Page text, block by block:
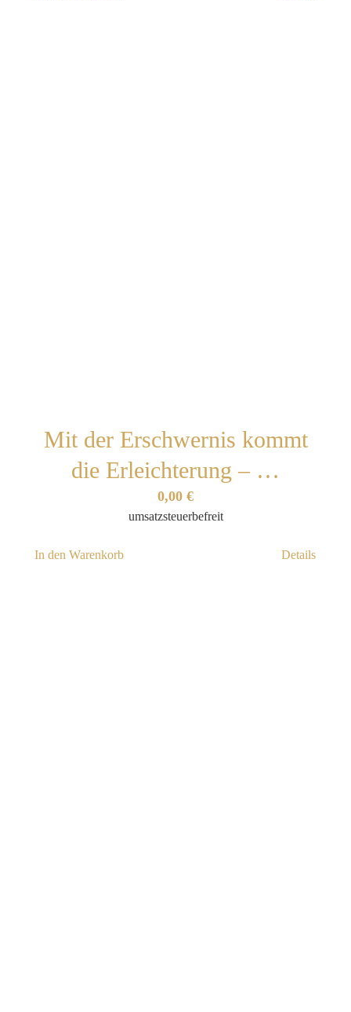
Mit der Erschwernis kommt
die Erleichterung – …
0,00 €
umsatzsteuerbefreit
In den Warenkorb Details